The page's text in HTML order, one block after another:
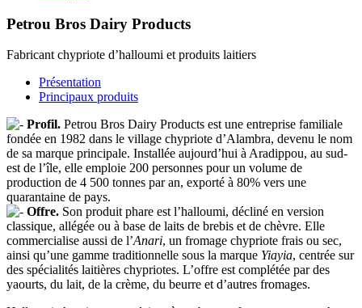
Petrou Bros Dairy Products
Fabricant chypriote d’halloumi et produits laitiers
Présentation
Principaux produits
Profil. Petrou Bros Dairy Products est une entreprise familiale
fondée en 1982 dans le village chypriote d’Alambra, devenu le nom
de sa marque principale. Installée aujourd’hui à Aradippou, au sud-
est de l’île, elle emploie 200 personnes pour un volume de
production de 4 500 tonnes par an, exporté à 80% vers une
quarantaine de pays.
Offre. Son produit phare est l’halloumi, décliné en version
classique, allégée ou à base de laits de brebis et de chèvre. Elle
commercialise aussi de l’Anari, un fromage chypriote frais ou sec,
ainsi qu’une gamme traditionnelle sous la marque Yiayia, centrée sur
des spécialités laitières chypriotes. L’offre est complétée par des
yaourts, du lait, de la crème, du beurre et d’autres fromages.